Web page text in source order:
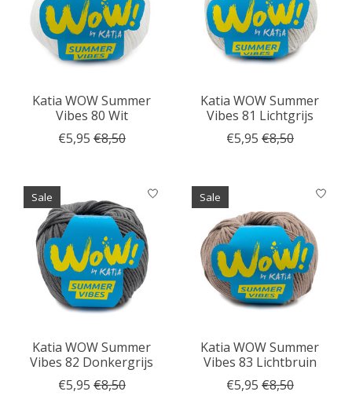
Katia WOW Summer
Vibes 80 Wit
€5,95 €8,50
Katia WOW Summer
Vibes 81 Lichtgrijs
€5,95 €8,50
Sale
Katia WOW Summer
Vibes 82 Donkergrijs
€5,95 €8,50
Sale
Katia WOW Summer
Vibes 83 Lichtbruin
€5,95 €8,50